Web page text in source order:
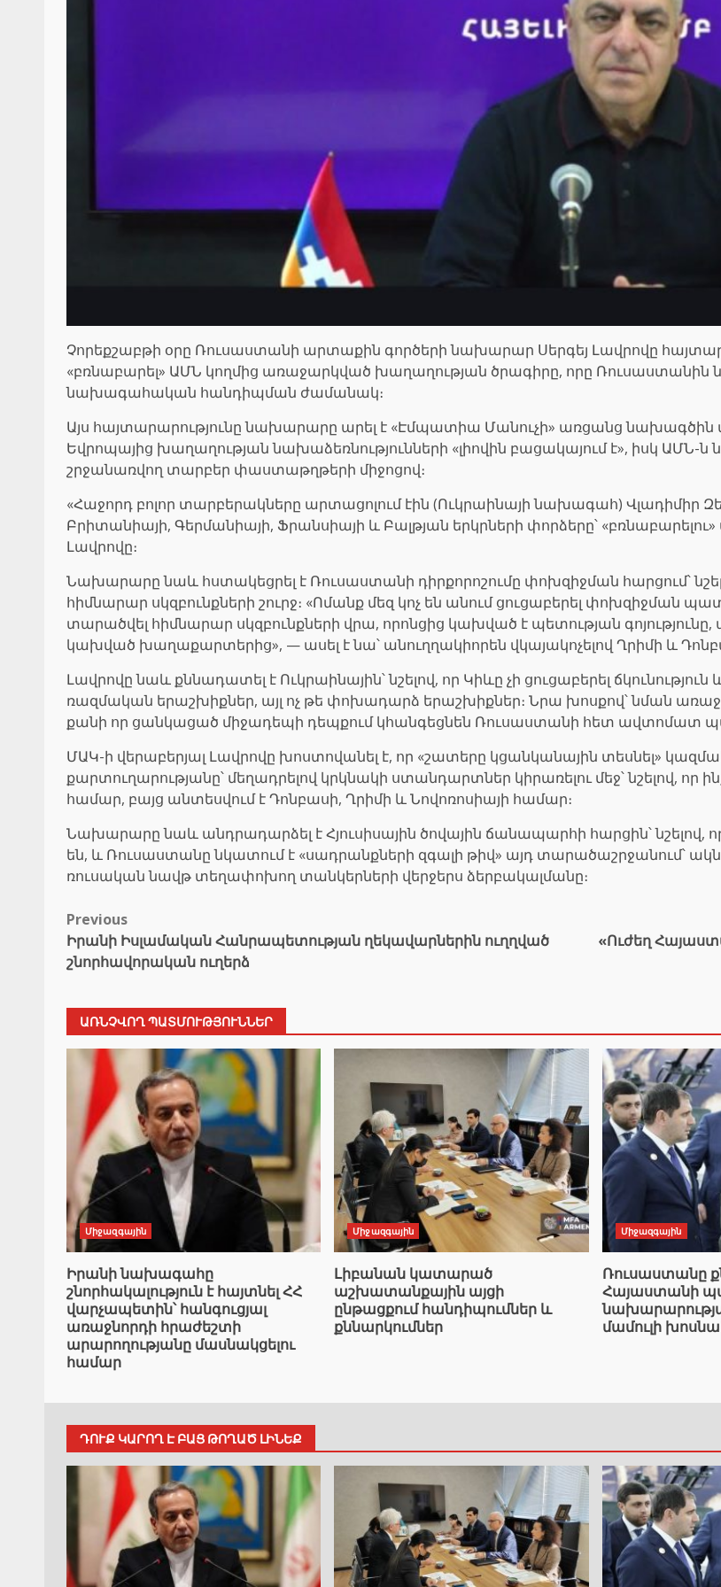
Չորեքշաբթի օրը Ռուսաստանի արտաքին գործերի նախարար Սերգեյ Լավրովը
«բռնաբարել» ԱՄՆ կողմից առաջարկված խաղաղության ծրագիրը, որը Ռուսաստանին
նախագահական հանդիպման ժամանակ։
Այս հայտարարությունը նախարարը արել է «Էմպատիա Մանուչի» առցանց նախագծին
Եվրոպայից խաղաղության նախաձեռնությունների «լիովին բացակայում է», իսկ ԱՄՆ-ն
շրջանառվող տարբեր փաստաթղթերի միջոցով։
«Հաջորդ բոլոր տարբերակները արտացոլում էին (Ուկրաինայի նախագահ) Վլադիմիր
Բրիտանիայի, Գերմանիայի, Ֆրանսիայի և Բալթյան երկրների փորձերը՝
Լավրովը։
Նախարարը նաև հստակեցրել է Ռուսաստանի դիրքորոշումը փոխզիջման հարցում՝
հիմնարար սկզբունքների շուրջ։ «Ոմանք մեզ կոչ են անում ցուցաբերել փոխզիջման
տարածվել հիմնարար սկզբունքների վրա, որոնցից կախված է պետության
կախված խաղաքարտերից», — ասել է նա՝ անուղղակիորեն վկայակոչելով Ղրիմի և
Լավրովը նաև քննադատել է Ուկրաինային՝ նշելով, որ Կիևը չի ցուցաբերել
ռազմական երաշխիքներ, այլ ոչ թե փոխադարձ երաշխիքներ։ Նրա խոսքով՝ նման
քանի որ ցանկացած միջադեպի դեպքում կհանգեցնեն Ռուսաստանի հետ ավտոմատ
ՄԱԿ-ի վերաբերյալ Լավրովը խոստովանել է, որ «շատերը կցանկանային տեսնել»
քարտուղարությանը՝ մեղադրելով կրկնակի ստանդարտներ կիրառելու մեջ՝ նշելով, որ
համար, բայց անտեսվում է Դոնբասի, Ղրիմի և Նովոռոսիայի համար։
Նախարարը նաև անդրադարձել է Հյուսիսային ծովային ճանապարհի հարցին՝ նշելով,
են, և Ռուսաստանը նկատում է «սադրանքների զգալի թիվ» այդ տարածաշրջանում՝
ռուսական նավթ տեղափոխող տանկերների վերջերս ձերբակալմանը։
Post
navigation
Previous
Իրանի Իսլամական Հանրապետության ղեկավարներին ուղղված
շնորհավորական ուղերձ
«Ուժեղ
ԱՌՆՉՎՈՂ ՊԱՏՄՈՒԹՅՈՒՆՆԵՐ
Միջազգային
Իրանի նախագահը
շնորհակալություն է հայտնել ՀՀ
վարչապետին՝ հանգուցյալ
առաջնորդի հրաժեշտի
արարողությանը մասնակցելու
համար
Միջազգային
Լիբանան կատարած
աշխատանքային այցի
ընթացքում հանդիպումներ և
քննարկումներ
Միջազգային
Ռուսաստանը
Հայաստանի
մամուլի
ԴՈՒՔ ԿԱՐՈՂ Է ԲԱՑ ԹՈՂԱԾ ԼԻՆԵՔ